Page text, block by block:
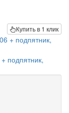
Купить в 1 клик
подпятник,